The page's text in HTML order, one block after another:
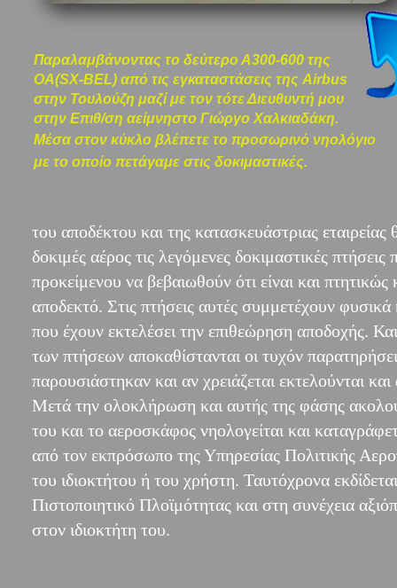
του αποδέκτου και της κατασκευάστριας εταιρείας
δοκιμές αέρος τις λεγόμενες δοκιμαστικές
προκείμενου να βεβαιωθούν ότι είναι και πτητικώς
αποδεκτό. Στις πτήσεις αυτές συμμετέχουν φυσικά
που έχουν εκτελέσει την επιθεώρηση αποδοχής.
των πτήσεων αποκαθίστανται οι τυχόν
παρουσιάστηκαν και αν χρειάζεται εκτελούνται
Μετά την ολοκλήρωση και αυτής της φάσης
του και το αεροσκάφος νηολογείται και
από τον εκπρόσωπο της Υπηρεσίας Πολιτικής
του ιδιοκτήτου ή του χρήστη. Ταυτόχρονα
Πιστοποιητικό Πλοϊμότητας και στη συνέχεια
στον ιδιοκτήτη του.
Παραλαμβάνοντας το δεύτερο Α300-600 της
ΟΑ(SX-BEL) από τις εγκαταστάσεις της Airbus
στην Τουλούζη μαζί με τον τότε Διευθυντή μου
στην Επιθ/ση αείμνηστο Γιώργο Χαλκιαδάκη.
Μέσα στον κύκλο βλέπετε το προσωρινό νηολόγιο
με το οποίο πετάγαμε στις δοκιμαστικές.